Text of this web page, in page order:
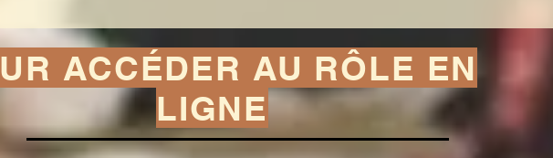
ACCÉDER AU RÔLE EN
LIGNE